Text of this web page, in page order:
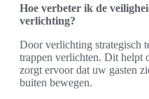
Hoe verbeter ik de
verlichting?
Door verlichting strategisch
trappen verlichten. Dit helpt
zorgt ervoor dat uw gasten
buiten bewegen.